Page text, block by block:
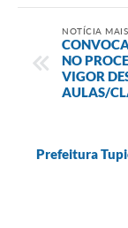
NOTÍCIA
NO
VIGOR
AULAS/
Prefeitura